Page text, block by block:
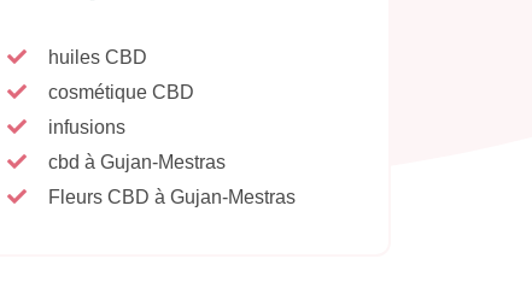
huiles CBD
cosmétique CBD
infusions
cbd à Gujan-Mestras
Fleurs CBD à Gujan-Mestras